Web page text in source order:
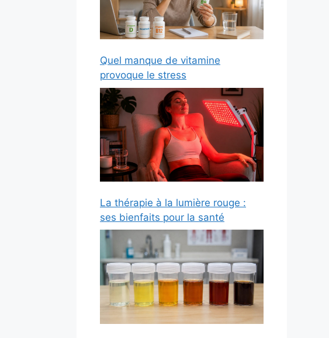
Quel manque de vitamine
provoque le stress
La thérapie à la lumière rouge :
ses bienfaits pour la santé